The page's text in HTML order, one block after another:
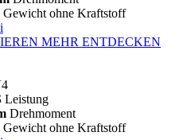
Gewicht ohne Kraftstoff
i
MEHR ENTDECKEN
Leistung
Drehmoment
Gewicht ohne Kraftstoff